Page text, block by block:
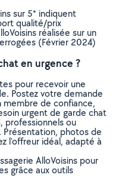
sur 5* indiquent
qualité/prix
réalisée sur un
(Février 2024)
en urgence ?
pour recevoir une
Postez votre demande
membre de confiance,
urgent de garde chat
professionnels ou
photos de
l'offreur idéal, adapté à
AlloVoisins pour
grâce aux outils